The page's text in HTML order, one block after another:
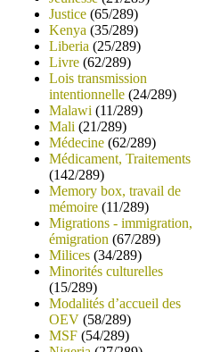
Justice (65/289)
Kenya (35/289)
Liberia (25/289)
Livre (62/289)
Lois transmission
intentionnelle (24/289)
Malawi (11/289)
Mali (21/289)
Médecine (62/289)
Médicament, Traitements
(142/289)
Memory box, travail de
mémoire (11/289)
Migrations - immigration,
émigration (67/289)
Milices (34/289)
Minorités culturelles
(15/289)
Modalités d’accueil des
OEV (58/289)
MSF (54/289)